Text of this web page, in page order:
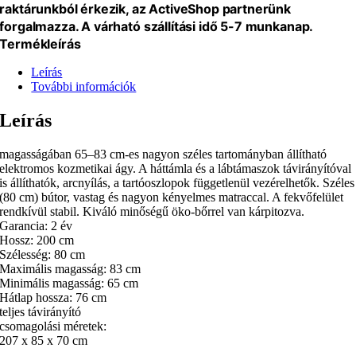
raktárunkból érkezik, az ActiveShop partnerünk
forgalmazza. A várható szállítási idő 5-7 munkanap.
Termékleírás
Leírás
További információk
Leírás
magasságában 65–83 cm-es nagyon széles tartományban állítható
elektromos kozmetikai ágy. A háttámla és a lábtámaszok távirányítóval
is állíthatók, arcnyílás, a tartóoszlopok függetlenül vezérelhetők. Széles
(80 cm) bútor, vastag és nagyon kényelmes matraccal. A fekvőfelület
rendkívül stabil. Kiváló minőségű öko-bőrrel van kárpitozva.
Garancia: 2 év
Hossz: 200 cm
Szélesség: 80 cm
Maximális magasság: 83 cm
Minimális magasság: 65 cm
Hátlap hossza: 76 cm
teljes távirányító
csomagolási méretek:
207 x 85 x 70 cm